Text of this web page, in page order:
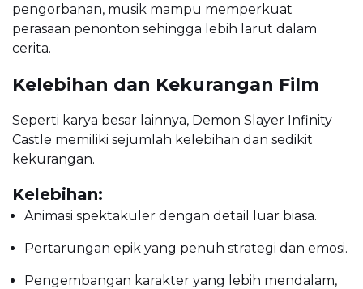
pengorbanan, musik mampu memperkuat
perasaan penonton sehingga lebih larut dalam
cerita.
Kelebihan dan Kekurangan Film
Seperti karya besar lainnya, Demon Slayer Infinity
Castle memiliki sejumlah kelebihan dan sedikit
kekurangan.
Kelebihan:
Animasi spektakuler dengan detail luar biasa.
Pertarungan epik yang penuh strategi dan emosi.
Pengembangan karakter yang lebih mendalam,